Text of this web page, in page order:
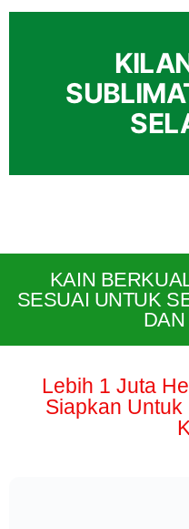
KAIN
SESUAI UNTUK
Lebih 1 Juta
Siapkan